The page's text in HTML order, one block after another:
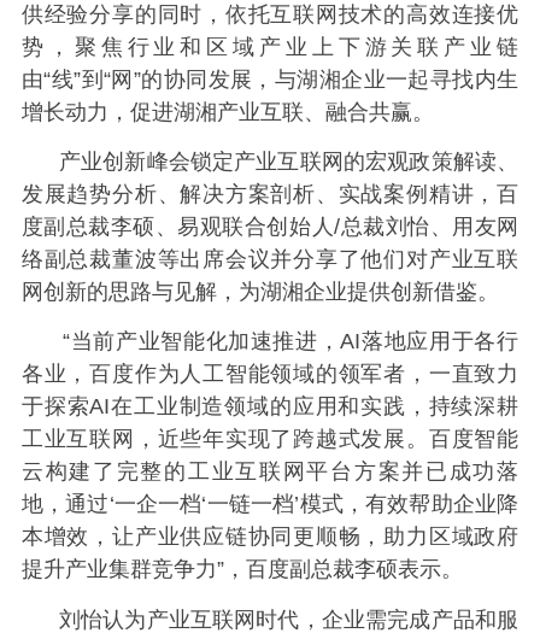
供经验分享的同时，依托互联网技术的高效连接优
势，聚焦行业和区域产业上下游关联产业链
由“线”到“网”的协同发展，与湖湘企业一起寻找内生
增长动力，促进湖湘产业互联、融合共赢。
产业创新峰会锁定产业互联网的宏观政策解读、
发展趋势分析、解决方案剖析、实战案例精讲，百
度副总裁李硕、易观联合创始人/总裁刘怡、用友网
络副总裁董波等出席会议并分享了他们对产业互联
网创新的思路与见解，为湖湘企业提供创新借鉴。
“当前产业智能化加速推进，AI落地应用于各行
各业，百度作为人工智能领域的领军者，一直致力
于探索AI在工业制造领域的应用和实践，持续深耕
工业互联网，近些年实现了跨越式发展。百度智能
云构建了完整的工业互联网平台方案并已成功落
地，通过‘一企一档‘一链一档’模式，有效帮助企业降
本增效，让产业供应链协同更顺畅，助力区域政府
提升产业集群竞争力”，百度副总裁李硕表示。
刘怡认为产业互联网时代，企业需完成产品和服